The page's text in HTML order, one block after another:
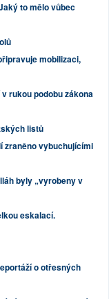
to mělo vůbec
mobilizaci,
rukou podobu zákona
listů
zraněno vybuchujícími
byly „vyrobeny v
eskalací.
o otřesných